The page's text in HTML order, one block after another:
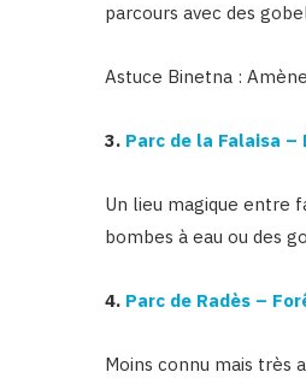
parcours avec des
Astuce Binetna :
3. Parc de la Falaisa –
Un lieu magique entre
bombes à eau ou des
4. Parc de Radès –
Moins connu mais très